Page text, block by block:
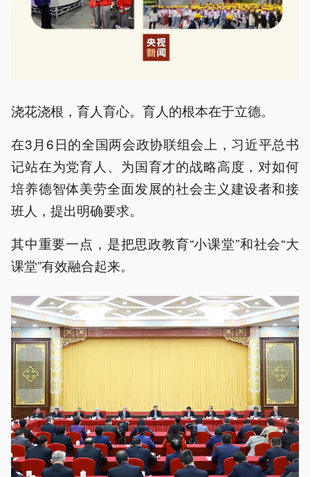
浇花浇根，育人育心。育人的根本在于立德。
在3月6日的全国两会政协联组会上，习近平总书
记站在为党育人、为国育才的战略高度，对如何
培养德智体美劳全面发展的社会主义建设者和接
班人，提出明确要求。
其中重要一点，是把思政教育“小课堂”和社会“大
课堂”有效融合起来。